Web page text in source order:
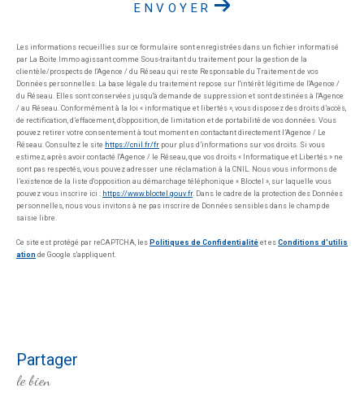
ENVOYER
Les informations recueillies sur ce formulaire sont enregistrées dans un fichier informatisé
par La Boite Immo agissant comme Sous-traitant du traitement pour la gestion de la
clientèle/prospects de l'Agence / du Réseau qui reste Responsable du Traitement de vos
Données personnelles. La base légale du traitement repose sur l'intérêt légitime de l'Agence /
du Réseau. Elles sont conservées jusqu'à demande de suppression et sont destinées à l'Agence
/ au Réseau. Conformément à la loi « informatique et libertés », vous disposez des droits d’accès,
de rectification, d’effacement, d’opposition, de limitation et de portabilité de vos données. Vous
pouvez retirer votre consentement à tout moment en contactant directement l’Agence / Le
Réseau. Consultez le site https://cnil.fr/fr pour plus d’informations sur vos droits. Si vous
estimez, après avoir contacté l'Agence / le Réseau, que vos droits « Informatique et Libertés » ne
sont pas respectés, vous pouvez adresser une réclamation à la CNIL. Nous vous informons de
l’existence de la liste d'opposition au démarchage téléphonique « Bloctel », sur laquelle vous
pouvez vous inscrire ici : https://www.bloctel.gouv.fr. Dans le cadre de la protection des Données
personnelles, nous vous invitons à ne pas inscrire de Données sensibles dans le champ de
saisie libre.
Ce site est protégé par reCAPTCHA, les Politiques de Confidentialité et es Conditions d'utilis
ation de Google s'appliquent.
partager
le bien